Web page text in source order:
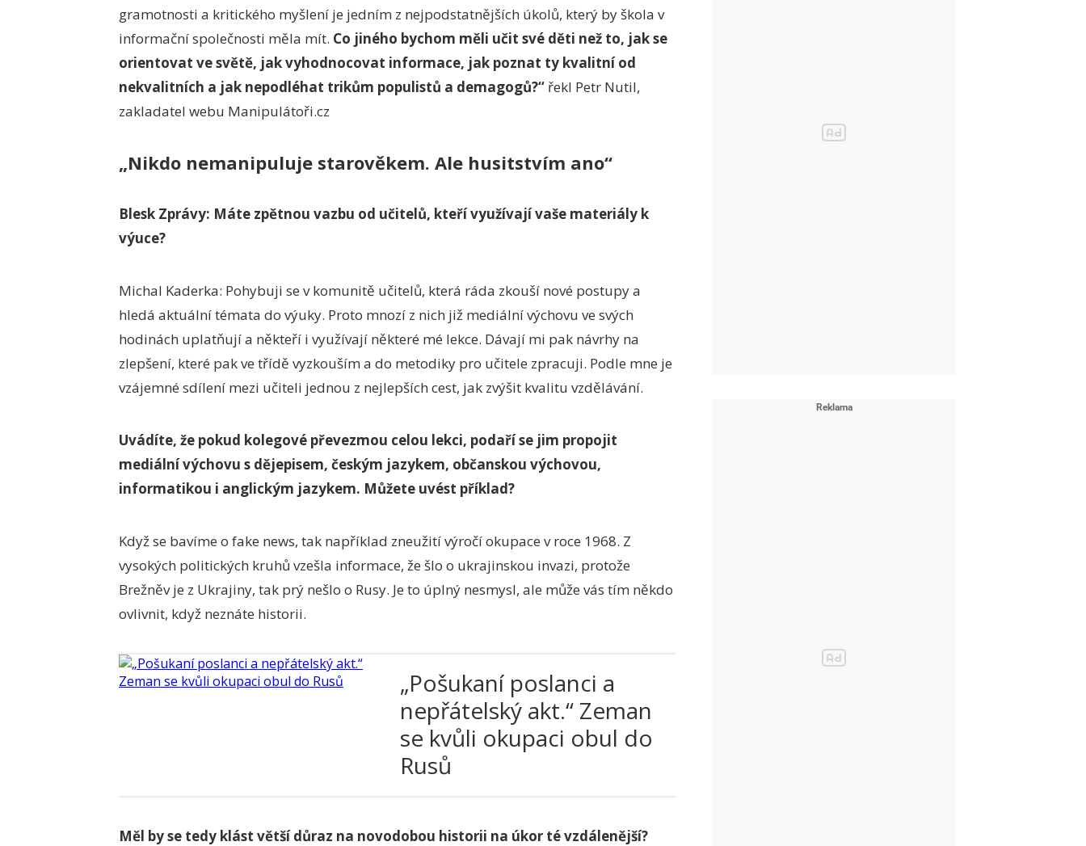
gramotnosti a kritického myšlení je jedním z nejpodstatnějších úkolů, který by škola v
informační společnosti měla mít. Co jiného bychom měli učit své děti než to, jak se
orientovat ve světě, jak vyhodnocovat informace, jak poznat ty kvalitní od
nekvalitních a jak nepodléhat trikům populistů a demagogů?“ řekl Petr Nutil,
zakladatel webu Manipulátoři.cz
„Nikdo nemanipuluje starověkem. Ale husitstvím ano“
Blesk Zprávy: Máte zpětnou vazbu od učitelů, kteří využívají vaše materiály k
výuce?
Michal Kaderka: Pohybuji se v komunitě učitelů, která ráda zkouší nové postupy a
hledá aktuální témata do výuky. Proto mnozí z nich již mediální výchovu ve svých
hodinách uplatňují a někteří i využívají některé mé lekce. Dávají mi pak návrhy na
zlepšení, které pak ve třídě vyzkouším a do metodiky pro učitele zpracuji. Podle mne je
vzájemné sdílení mezi učiteli jednou z nejlepších cest, jak zvýšit kvalitu vzdělávání.
Uvádíte, že pokud kolegové převezmou celou lekci, podaří se jim propojit
mediální výchovu s dějepisem, českým jazykem, občanskou výchovou,
informatikou i anglickým jazykem. Můžete uvést příklad?
Když se bavíme o fake news, tak například zneužití výročí okupace v roce 1968. Z
vysokých politických kruhů vzešla informace, že šlo o ukrajinskou invazi, protože
Brežněv je z Ukrajiny, tak prý nešlo o Rusy. Je to úplný nesmysl, ale může vás tím někdo
ovlivnit, když neznáte historii.
„Pošukaní poslanci a
nepřátelský akt.“ Zeman
se kvůli okupaci obul do
Rusů
Měl by se tedy klást větší důraz na novodobou historii na úkor té vzdálenější?